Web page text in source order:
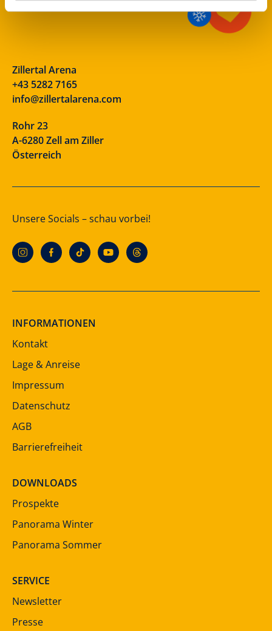
Zillertal Arena
+43 5282 7165
info@zillertalarena.com
Rohr 23
A-6280 Zell am Ziller
Österreich
Unsere Socials – schau vorbei!
INFORMATIONEN
Kontakt
Lage & Anreise
Impressum
Datenschutz
AGB
Barrierefreiheit
DOWNLOADS
Prospekte
Panorama Winter
Panorama Sommer
SERVICE
Newsletter
Presse